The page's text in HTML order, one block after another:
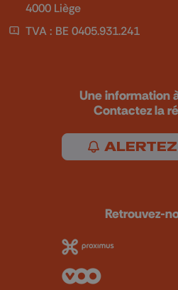
4000 Liège
TVA : BE 0405.931.241
Une information
Contactez la
Retrouvez-